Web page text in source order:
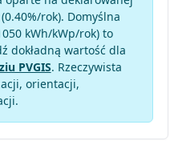
0.40%/rok). Domyślna
kWh/kWp/rok) to
dokładną wartość dla
PVGIS. Rzeczywista
orientacji,